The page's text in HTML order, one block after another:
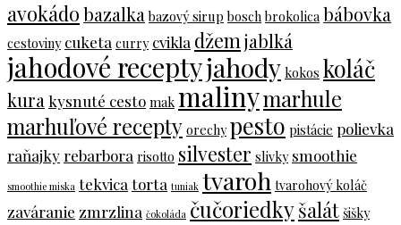
avokádobazalka bazový sirup bosch brokolica bábovka
cestoviny cuketa curry cvikla džem jablká
jahodové receptyjahody kokos koláč
kurakysnuté cesto mak malinymarhule
marhuľové recepty orechy pesto pistácie polievka
raňajkyrebarbora risotto silvester slivky smoothie
smoothie miska tekvica torta tuniak tvaroh tvarohový koláč
zaváranie zmrzlina čokoláda čučoriedkyšalát šišky